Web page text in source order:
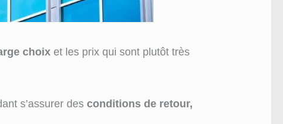
choix et les prix qui sont plutôt très
s’assurer desconditions de retour,